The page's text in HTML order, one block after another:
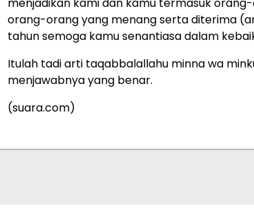
orang-orang yang menang serta diterima
tahun semoga kamu senantiasa dalam
Itulah tadi arti taqabbalallahu minna wa
menjawabnya yang benar.
(suara.com)